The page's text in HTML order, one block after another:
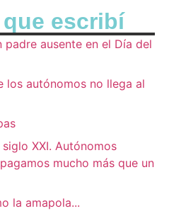
escribí
padre ausente en el Día del
los autónomos no llega al
XXI. Autónomos
mucho más que un
la amapola...